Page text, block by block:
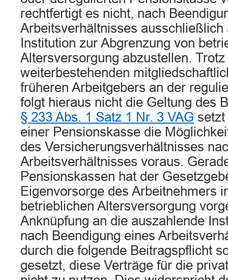
rechtfertigt es nicht, nach
Arbeitsverhältnisses ausschließlich
Institution zur Abgrenzung von
Altersversorgung abzustellen.
weiterbestehenden
früheren Arbeitgebers an der
folgt hieraus nicht die Geltung des
§ 233 Abs. 1 Satz 1 Nr. 3 VAG
einer Pensionskasse die
des Versicherungsverhältnisses
Arbeitsverhältnisses voraus.
Pensionskassen hat der
Eigenvorsorge des Arbeitnehmers
betrieblichen Altersversorgung
Anknüpfung an die auszahlende
nach Beendigung eines
durch die folgende Beitragspflicht
gesetzt, diese Verträge für die